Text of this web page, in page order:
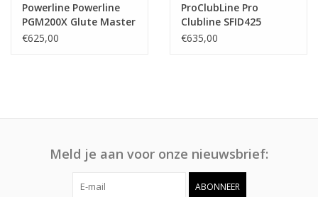
Powerline Powerline
PGM200X Glute Master
€625,00
ProClubLine Pro
Clubline SFID425
Adjustable Bench Full
€635,00
Meld je aan voor onze nieuwsbrief:
ABONNEER